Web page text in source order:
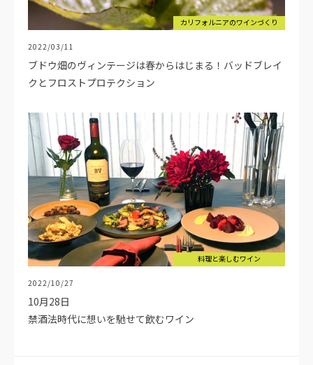
カリフォルニアのワインづくり
ブドウ畑のヴィンテージは春からはじまる！バッドブレイ
クとフロストプロテクション
2022/03/11
料理と楽しむワイン
10月28日
禁酒法時代に想いを馳せて飲むワイン
2022/10/27